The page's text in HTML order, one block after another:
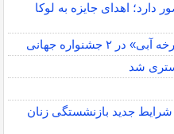
دارد؛ اهدای جایزه به لوکا
جشنواره جهانی
شد
جدید بازنشستگی زنان